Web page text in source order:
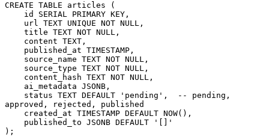
CREATE TABLE articles (
    id
SERIAL PRIMARY KEY ,
    url
TEXT UNIQUE NOT NULL ,
    title
TEXT NOT NULL ,
    content
TEXT ,
    published_at
TIMESTAMP ,
    source_name
TEXT NOT NULL ,
    source_type
TEXT NOT NULL ,
    content_hash
TEXT NOT NULL ,
    ai_metadata JSONB,
    status
TEXT DEFAULT 'pending' ,
-- pending,
approved, rejected, published
    created_at
TIMESTAMP DEFAULT NOW(),
    published_to JSONB
DEFAULT '[]'
);